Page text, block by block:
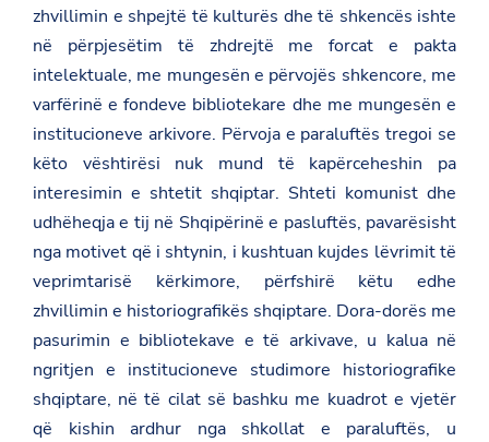
zhvillimin e shpejtë të kulturës dhe të shkencës ishte
në përpjesëtim të zhdrejtë me forcat e pakta
intelektuale, me mungesën e përvojës shkencore, me
varfërinë e fondeve bibliotekare dhe me mungesën e
institucioneve arkivore. Përvoja e paraluftës tregoi se
këto vështirësi nuk mund të kapërceheshin pa
interesimin e shtetit shqiptar. Shteti komunist dhe
udhëheqja e tij në Shqipërinë e pasluftës, pavarësisht
nga motivet që i shtynin, i kushtuan kujdes lëvrimit të
veprimtarisë kërkimore, përfshirë këtu edhe
zhvillimin e historiografikës shqiptare. Dora-dorës me
pasurimin e bibliotekave e të arkivave, u kalua në
ngritjen e institucioneve studimore historiografike
shqiptare, në të cilat së bashku me kuadrot e vjetër
që kishin ardhur nga shkollat e paraluftës, u